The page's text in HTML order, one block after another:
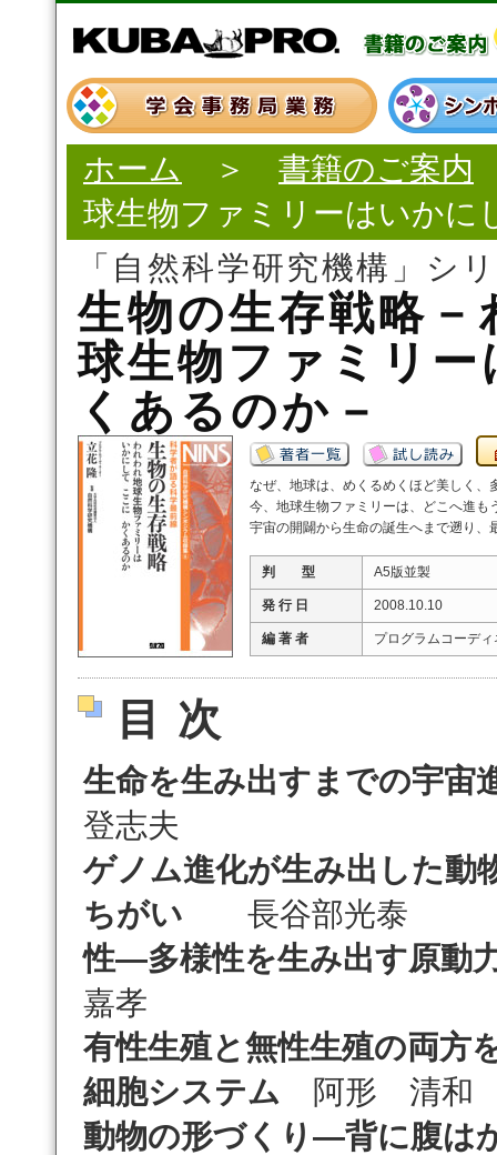
ホーム ＞ 書籍のご案内
球生物ファミリーはいかに
「自然科学研究機構」シ
生物の生存戦略－
球生物ファミリ
くあるのか－
なぜ、地球は、めくるめくほど美しく、
今、地球生物ファミリーは、どこへ進も
宇宙の開闢から生命の誕生へまで遡り
判 型 A5版並製
発 行 日 2008.10.10
編 著 者 プログラムコーデ
目次
生命を生み出すまでの宇宙
登志夫
ゲノム進化が生み出した動
ちがい 長谷部光泰
性―多様性を生み出す原動
嘉孝
有性生殖と無性生殖の両方
細胞システム 阿形 清和
動物の形づくり―背に腹は